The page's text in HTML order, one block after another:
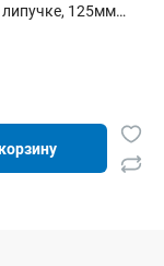
125мм